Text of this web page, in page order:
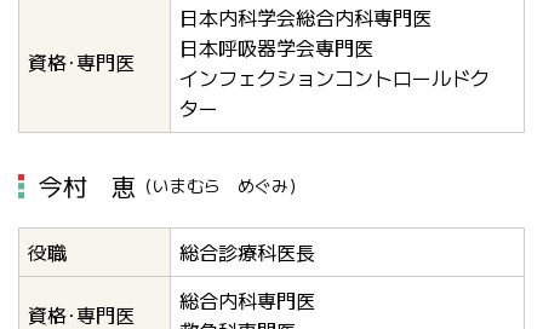
資格･専門医
日本内科学会総合内科専門医
日本呼吸器学会専門医
インフェクションコントロールドク
ター
今村 恵 （いまむら めぐみ）
役職 総合診療科医長
資格･専門医
総合内科専門医